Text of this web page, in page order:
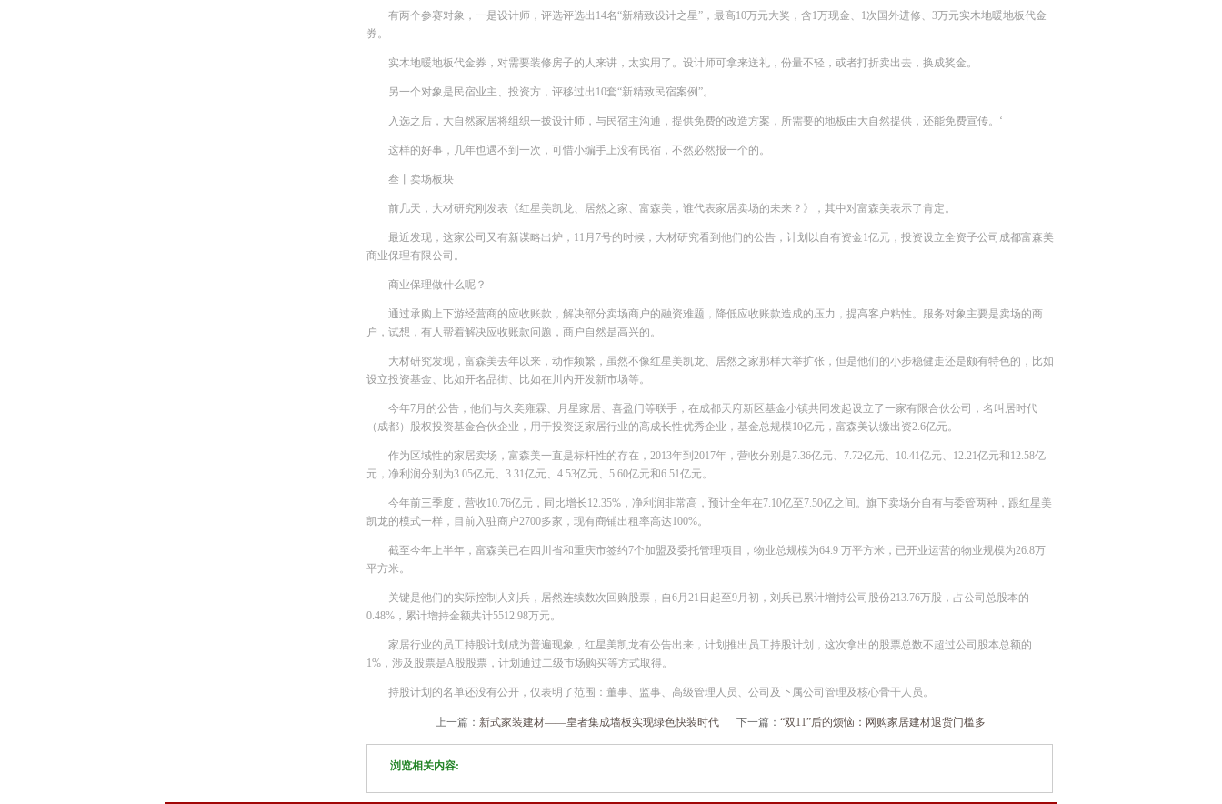
有两个参赛对象，一是设计师，评选评选出14名“新精致设计之星”，最高10万元大奖，含1万现金、1次国外进修、3万元实木地暖地板代金
券。
实木地暖地板代金券，对需要装修房子的人来讲，太实用了。设计师可拿来送礼，份量不轻，或者打折卖出去，换成奖金。
另一个对象是民宿业主、投资方，评移过出10套“新精致民宿案例”。
入选之后，大自然家居将组织一拨设计师，与民宿主沟通，提供免费的改造方案，所需要的地板由大自然提供，还能免费宣传。‘
这样的好事，几年也遇不到一次，可惜小编手上没有民宿，不然必然报一个的。
叁丨卖场板块
前几天，大材研究刚发表《红星美凯龙、居然之家、富森美，谁代表家居卖场的未来？》，其中对富森美表示了肯定。
最近发现，这家公司又有新谋略出炉，11月7号的时候，大材研究看到他们的公告，计划以自有资金1亿元，投资设立全资子公司成都富森美
商业保理有限公司。
商业保理做什么呢？
通过承购上下游经营商的应收账款，解决部分卖场商户的融资难题，降低应收账款造成的压力，提高客户粘性。服务对象主要是卖场的商
户，试想，有人帮着解决应收账款问题，商户自然是高兴的。
大材研究发现，富森美去年以来，动作频繁，虽然不像红星美凯龙、居然之家那样大举扩张，但是他们的小步稳健走还是颇有特色的，比如
设立投资基金、比如开名品街、比如在川内开发新市场等。
今年7月的公告，他们与久奕雍霖、月星家居、喜盈门等联手，在成都天府新区基金小镇共同发起设立了一家有限合伙公司，名叫居时代
（成都）股权投资基金合伙企业，用于投资泛家居行业的高成长性优秀企业，基金总规模10亿元，富森美认缴出资2.6亿元。
作为区域性的家居卖场，富森美一直是标杆性的存在，2013年到2017年，营收分别是7.36亿元、7.72亿元、10.41亿元、12.21亿元和12.58亿
元，净利润分别为3.05亿元、3.31亿元、4.53亿元、5.60亿元和6.51亿元。
今年前三季度，营收10.76亿元，同比增长12.35%，净利润非常高，预计全年在7.10亿至7.50亿之间。旗下卖场分自有与委管两种，跟红星美
凯龙的模式一样，目前入驻商户2700多家，现有商铺出租率高达100%。
截至今年上半年，富森美已在四川省和重庆市签约7个加盟及委托管理项目，物业总规模为64.9 万平方米，已开业运营的物业规模为26.8万
平方米。
关键是他们的实际控制人刘兵，居然连续数次回购股票，自6月21日起至9月初，刘兵已累计增持公司股份213.76万股，占公司总股本的
0.48%，累计增持金额共计5512.98万元。
家居行业的员工持股计划成为普遍现象，红星美凯龙有公告出来，计划推出员工持股计划，这次拿出的股票总数不超过公司股本总额的
1%，涉及股票是A股股票，计划通过二级市场购买等方式取得。
持股计划的名单还没有公开，仅表明了范围：董事、监事、高级管理人员、公司及下属公司管理及核心骨干人员。
上一篇： 新式家装建材——皇者集成墙板实现绿色快装时代 下一篇： “双11”后的烦恼：网购家居建材退货门槛多
浏览相关内容: